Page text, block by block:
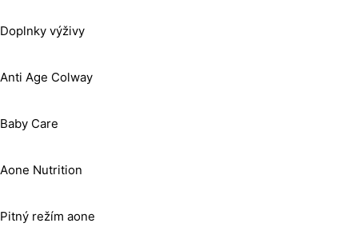
Doplnky výživy
Anti Age Colway
Baby Care
Aone Nutrition
Pitný režím aone